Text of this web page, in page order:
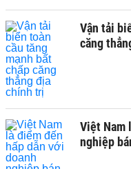
Vận tải
căng
Việt Nam
nghiệp